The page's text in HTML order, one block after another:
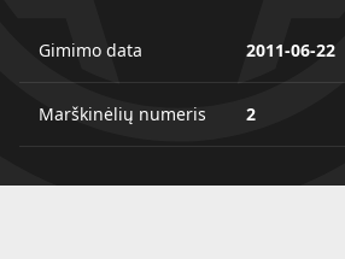
Gimimo data 2011-06-22
Marškinėlių numeris 2